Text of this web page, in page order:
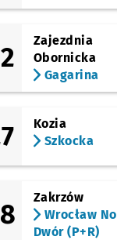
Zajezdnia
Obornicka
Gagarina
Kozia
Szkocka
Zakrzów
Wrocław
Dwór (P+R)